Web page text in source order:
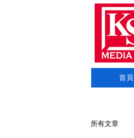
首頁
所有文章